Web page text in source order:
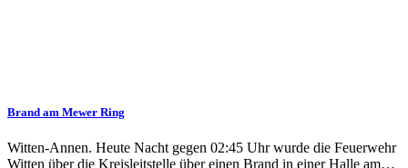
Brand am Mewer Ring
Witten-Annen. Heute Nacht gegen 02:45 Uhr wurde die Feuerwehr
Witten über die Kreisleitstelle über einen Brand in einer Halle am…